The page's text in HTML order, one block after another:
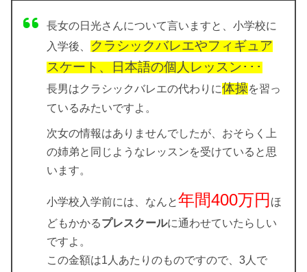
長女の日光さんについて言いますと、小学校に
入学後、
クラシックバレエやフィギュア
スケート、日本語の個人レッスン･･･
長男はクラシックバレエの代わりに体操を習っ
ているみたいですよ。
次女の情報はありませんでしたが、おそらく上
の姉弟と同じようなレッスンを受けていると思
います。
小学校入学前には、なんと年間400万円ほ
どもかかるプレスクールに通わせていたらしい
ですよ。
この金額は1人あたりのものですので、3人で